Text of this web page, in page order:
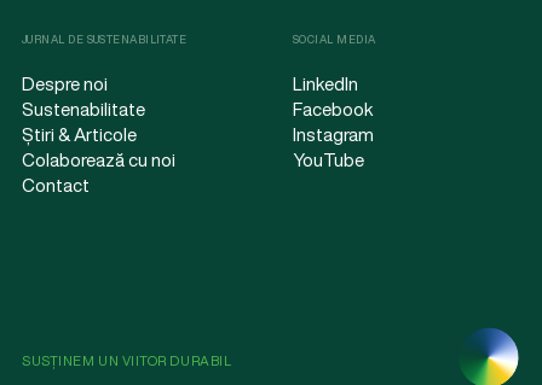
JURNAL DE SUSTENABILITATE
Despre noi
Sustenabilitate
Știri & Articole
Colaborează cu noi
Contact
SOCIAL MEDIA
LinkedIn
Facebook
Instagram
YouTube
SUSȚINEM UN VIITOR DURABIL